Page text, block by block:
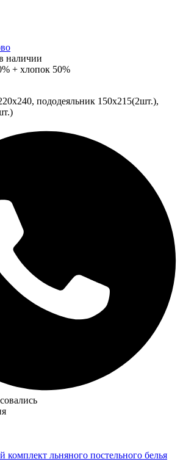
наличии
+ хлопок 50%
пододеяльник 150х215(2шт.),